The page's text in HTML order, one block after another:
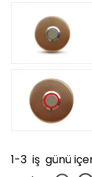
1-3 iş günü